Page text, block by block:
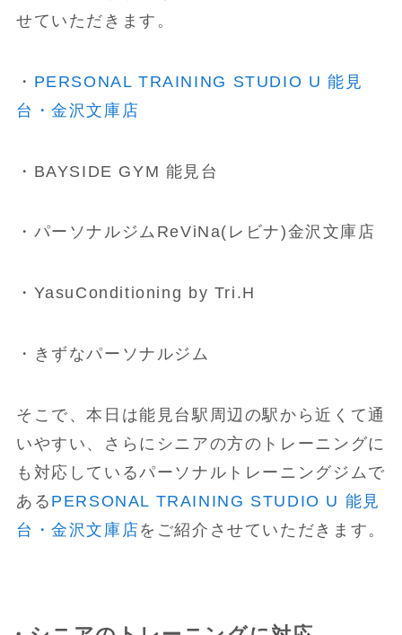
せていただきます。
・ PERSONAL TRAINING STUDIO U 能見
台・金沢文庫店
・BAYSIDE GYM 能見台
・パーソナルジムReViNa(レビナ)金沢文庫店
・YasuConditioning by Tri.H
・きずなパーソナルジム
そこで、本日は能見台駅周辺の駅から近くて通
いやすい、さらにシニアの方のトレーニングに
も対応しているパーソナルトレーニングジムで
ある PERSONAL TRAINING STUDIO U 能見
台・金沢文庫店をご紹介させていただきます。